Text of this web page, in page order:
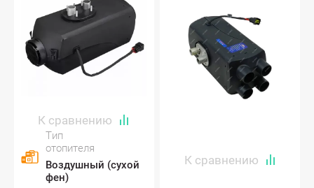
Тип
отопителя
Воздушный (сухой
фен)